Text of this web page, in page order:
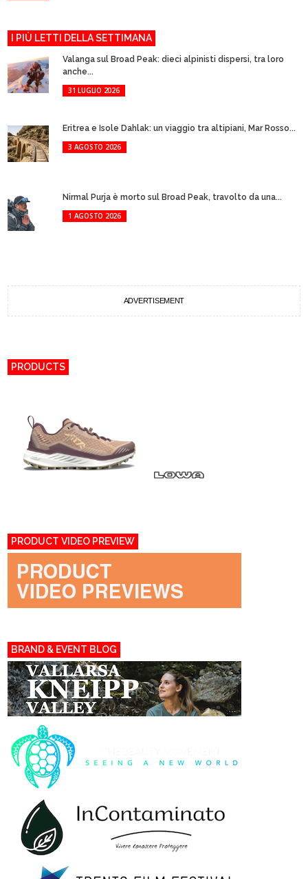
I PIÙ LETTI DELLA SETTIMANA
Valanga sul Broad Peak: dieci alpinisti dispersi, tra loro
anche...
31 LUGLIO 2026
Eritrea e Isole Dahlak: un viaggio tra altipiani, Mar Rosso...
3 AGOSTO 2026
Nirmal Purja è morto sul Broad Peak, travolto da una...
1 AGOSTO 2026
ADVERTISEMENT
PRODUCTS
PRODUCT VIDEO PREVIEW
BRAND & EVENT BLOG